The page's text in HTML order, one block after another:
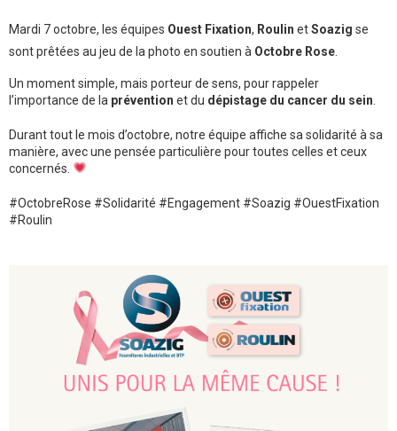
Mardi 7 octobre, les équipes Ouest Fixation, Roulin etSoazig se
sont prêtées au jeu de la photo en soutien à Octobre Rose
Un moment simple, mais porteur de sens, pour rappeler
l’importance de la prévention et du dépistage du cancer du sein
Durant tout le mois d’octobre, notre équipe affiche sa solidarité à sa
manière, avec une pensée particulière pour toutes celles et ceux
concernés.
#OctobreRose #Solidarité #Engagement #Soazig #OuestFixation
#Roulin